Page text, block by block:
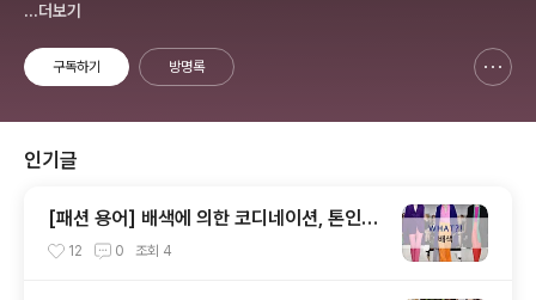
제공합니다.
...더보기
구독하기 방명록
인기글
[패션 용어] 배색에 의한 코디네이션, 톤인톤,
톤온톤, 레피티션,액센트,그라데이션,포카마
12 0 조회 4